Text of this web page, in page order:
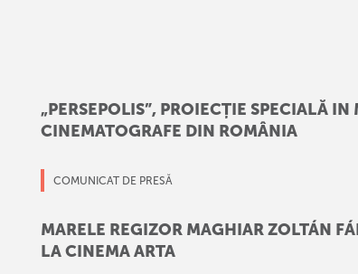
„PERSEPOLIS”, PROIECȚIE SPECIALĂ
CINEMATOGRAFE DIN ROMÂNIA
COMUNICAT DE PRESĂ
MARELE REGIZOR MAGHIAR ZOLTÁN
LA CINEMA ARTA